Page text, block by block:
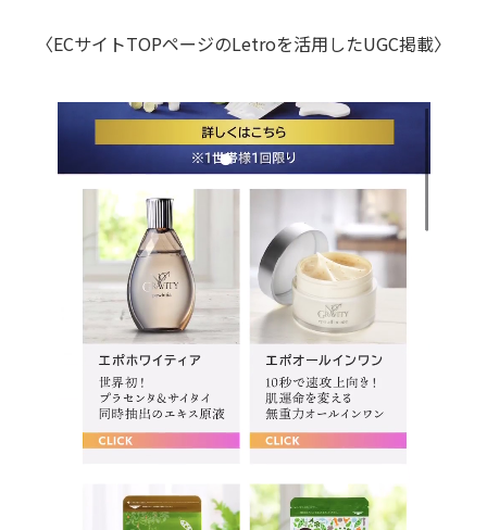
〈ECサイトTOPページのLetroを活用したUGC掲載〉